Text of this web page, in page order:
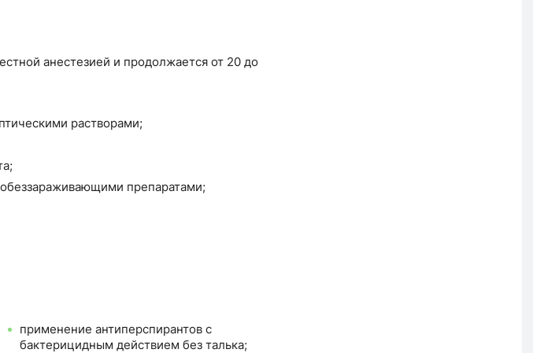
анестезией и продолжается от 20 до
растворами;
препаратами;
применение антиперспирантов с
бактерицидным действием без талька;